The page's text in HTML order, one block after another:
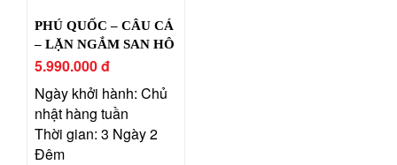
PHÚ QUỐC – CÂU CÁ
– LẶN NGẮM SAN HÔ
5.990.000 đ
Ngày khởi hành: Chủ
nhật hàng tuần
Thời gian: 3 Ngày 2
Đêm